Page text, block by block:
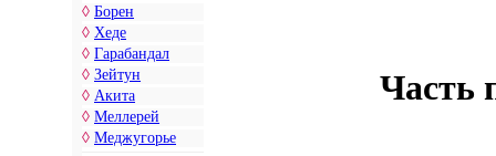
◊ Борен
◊ Хеде
◊ Гарабандал
◊ Зейтун
◊ Акита
◊ Меллерей
◊ Меджугорье
Часть